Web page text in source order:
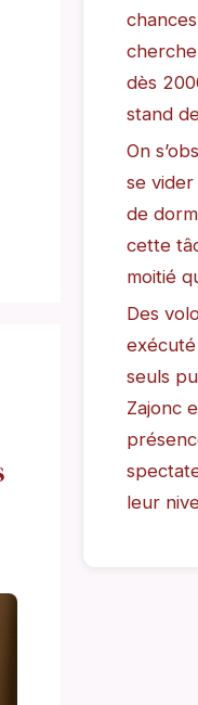
dès
stand
On
se
de
cette
moitié
Des
seuls
Zajonc
leur